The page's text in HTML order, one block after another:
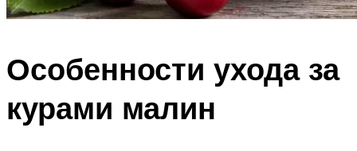
Особенности ухода за
курами малин